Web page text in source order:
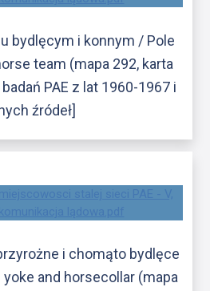
bydlęcym i konnym / Pole
team (mapa 292, karta
PAE z lat 1960-1967 i
źródeł]
i chomąto bydlęce
and horsecollar (mapa